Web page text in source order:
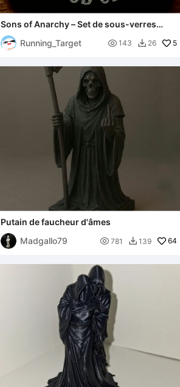
Sons of Anarchy – Set de sous-verres
avec support 🔥
Running_Target
 143  26 5
Putain de faucheur d'âmes
Madgallo79
 781  139 64